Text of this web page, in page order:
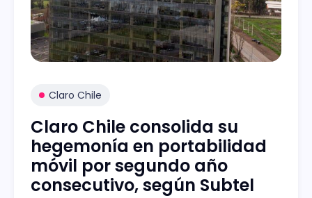
Claro Chile
Claro Chile consolida su
hegemonía en portabilidad
móvil por segundo año
consecutivo, según Subtel